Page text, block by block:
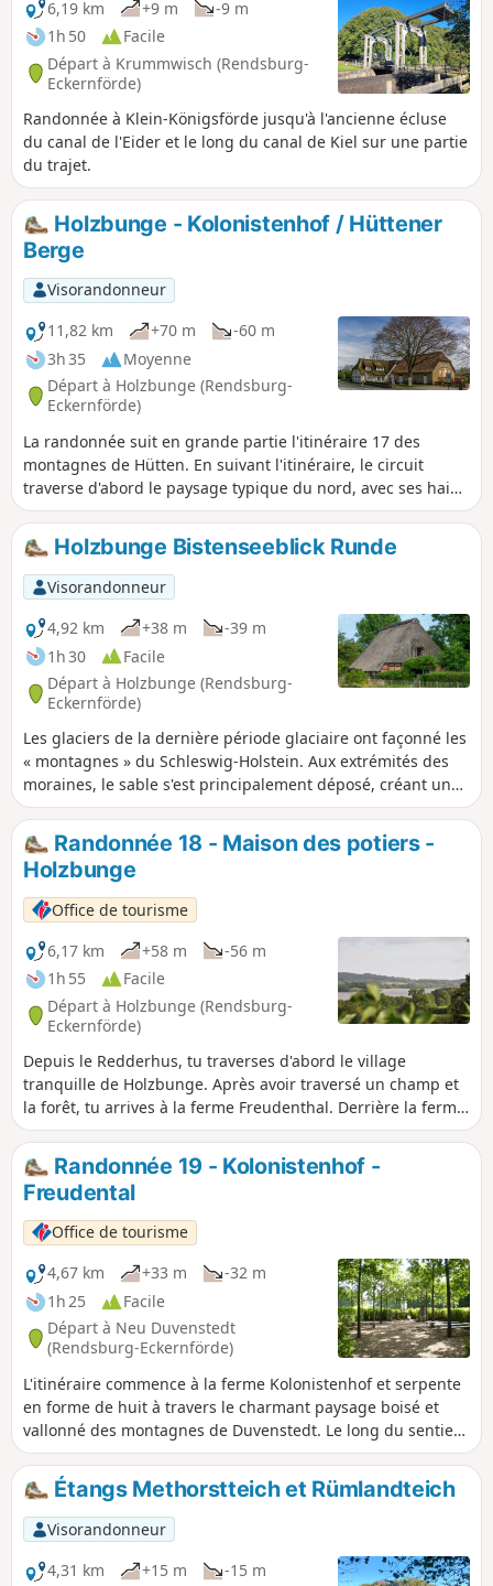
6,19 km +9 m
-9 m
1h 50
Facile
Départ à Krummwisch (Rendsburg-
Eckernförde)
Randonnée à Klein-Königsförde jusqu'à l'ancienne écluse
du canal de l'Eider et le long du canal de Kiel sur une partie
du trajet.
Holzbunge - Kolonistenhof / Hüttener
Berge
Visorandonneur
11,82 km
+70 m
-60 m
3h 35
Moyenne
Départ à Holzbunge (Rendsburg-
Eckernförde)
La randonnée suit en grande partie l'itinéraire 17 des
montagnes de Hütten. En suivant l'itinéraire, le circuit
traverse d'abord le paysage typique du nord, avec ses haies
et ses pâturages. La deuxième moitié du parcours se
dérouleHolzbunge Bistenseeblick Runde
Visorandonneur
4,92 km
+38 m
-39 m
1h 30
Facile
Départ à Holzbunge (Rendsburg-
Eckernförde)
Les glaciers de la dernière période glaciaire ont façonné les
« montagnes » du Schleswig-Holstein. Aux extrémités des
moraines, le sable s'est principalement déposé, créant un
paysage de transition entre les collines et les marais,
semblable à une lande. Cette transition, appelée « geest »,
est facilement reconnaissable aux plantes qui s'y sont
adaptées, adaptées aux sols secs et pauvres.
Randonnée 18 - Maison des potiers -
Holzbunge
Office de tourisme
6,17 km
+58 m
-56 m
1h 55
Facile
Départ à Holzbunge (Rendsburg-
Eckernförde)
Depuis le Redderhus, tu traverses d'abord le village
tranquille de Holzbunge. Après avoir traversé un champ et
la forêt, tu arrives à la ferme Freudenthal. Derrière la ferme
Freudenthal, tu prends à gauche et longer la lisière de la
forêt à travers une prairie sèche avec une belle aire de
repos ensoleillée. La période glaciaire a laissé derrière elle
de nombreux gros rochers, mais aussi de grandes étendues
de sable. Au bord d'une de ces collines de sable, le sentier
descend puis remonte immédiatement.Juste avant que le
sentier ne quitte la forêt, une cabane avec vue t'invite à
faire une pause à l'orée de la forêt, sur ta gauche. En
continuant un peu plus loin le long de la forêt, tu reviens à
Holzbunge.
Randonnée 19 - Kolonistenhof -
Freudental
Office de tourisme
4,67 km
+33 m
-32 m
1h 25
Facile
Départ à Neu Duvenstedt
(Rendsburg-Eckernförde)
L'itinéraire commence à la ferme Kolonistenhof et serpente
en forme de huit à travers le charmant paysage boisé et
vallonné des montagnes de Duvenstedt. Le long du sentier
de découverte de la nature, il traverse des champs et des
petits bois avant de revenir au point de départ, à la ferme
Kolonistenhof, en décrivant un grand arc. Il est possible de
prolonger l'itinéraire à plusieurs endroits.
Étangs Methorstteich et Rümlandteich
Visorandonneur
4,31 km
+15 m
-15 m